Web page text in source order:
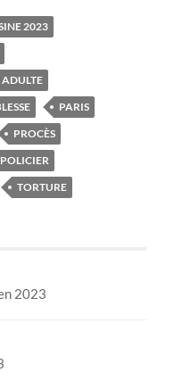
2023
ADULTE
PARIS
PROCÈS
TORTURE
2023